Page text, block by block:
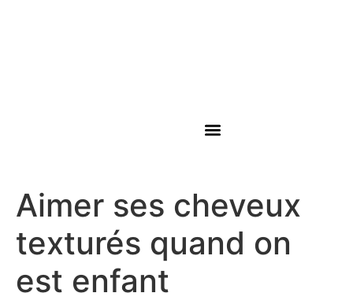
Aimer ses cheveux
texturés quand on
est enfant